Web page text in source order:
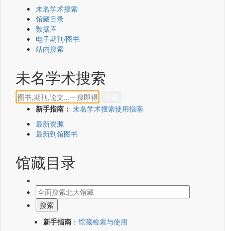
未名学术搜索
馆藏目录
数据库
电子期刊/图书
站内搜索
未名学术搜索
新手指南： 未名学术搜索使用指南
最新资源
最新到馆图书
馆藏目录
新手指南 ： 馆藏检索与使用